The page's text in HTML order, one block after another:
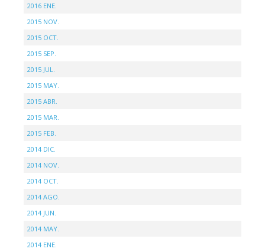
2016 ENE.
2015 NOV.
2015 OCT.
2015 SEP.
2015 JUL.
2015 MAY.
2015 ABR.
2015 MAR.
2015 FEB.
2014 DIC.
2014 NOV.
2014 OCT.
2014 AGO.
2014 JUN.
2014 MAY.
2014 ENE.